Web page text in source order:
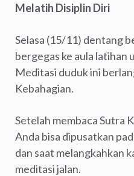
Melatih Disiplin Diri
Selasa (15/11) dentang
bergegas ke aula latihan
Meditasi duduk ini
Kebahagian.
Setelah membaca Sutra
Anda bisa dipusatkan
dan saat melangkahkan
meditasi jalan.